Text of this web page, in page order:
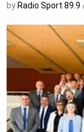
by Radio Sport 89.9